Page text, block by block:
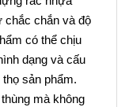
chắc chắn và độ
có thể chịu
dạng và cấu
sản phẩm.
mà không